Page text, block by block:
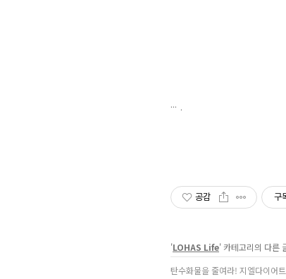
.
공감 구
'LOHAS Life' 카테고리의 다른
탄수화물을 줄여라! 지엘다이어